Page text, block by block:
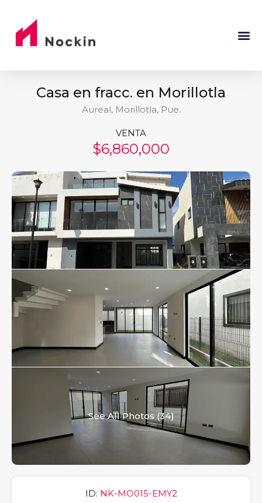
Casa en fracc. en Morillotla
Aureal, Morillotla, Pue.
VENTA
$6,860,000
See All Photos (34)
ID: NK-MO015-EMY2